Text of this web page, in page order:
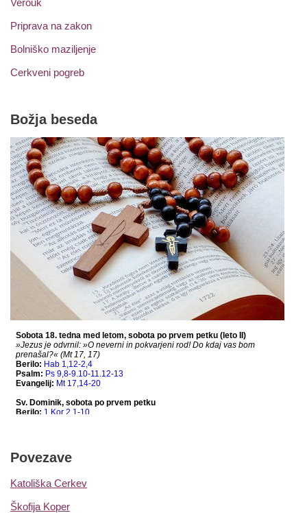
Verouk
Priprava na zakon
Bolniško maziljenje
Cerkveni pogreb
Božja beseda
Povezave
Katoliška Cerkev
Škofija Koper